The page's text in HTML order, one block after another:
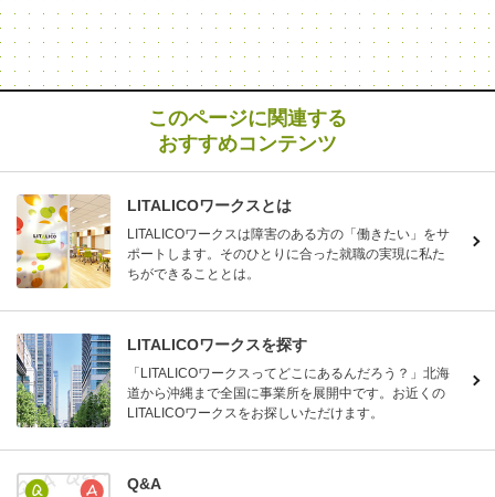
このページに関連する
おすすめコンテンツ
LITALICOワークスとは
LITALICOワークスは障害のある方の「働きたい」をサ
ポートします。そのひとりに合った就職の実現に私た
ちができることとは。
LITALICOワークスを探す
「LITALICOワークスってどこにあるんだろう？」北海
道から沖縄まで全国に事業所を展開中です。お近くの
LITALICOワークスをお探しいただけます。
Q&A